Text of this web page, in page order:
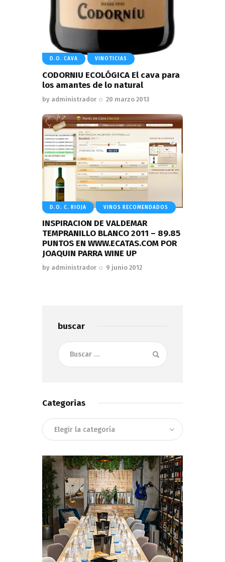
D.O. CAVA VINOTICIAS
CODORNIU ECOLÓGICA El cava para
los amantes de lo natural
by administrador 20 marzo 2013
D.O. C. RIOJA VINOS RECOMENDADOS
INSPIRACION DE VALDEMAR
TEMPRANILLO BLANCO 2011 – 89.85
PUNTOS EN WWW.ECATAS.COM POR
JOAQUIN PARRA WINE UP
by administrador 9 junio 2012
buscar
Buscar:
Categorias
Categorias